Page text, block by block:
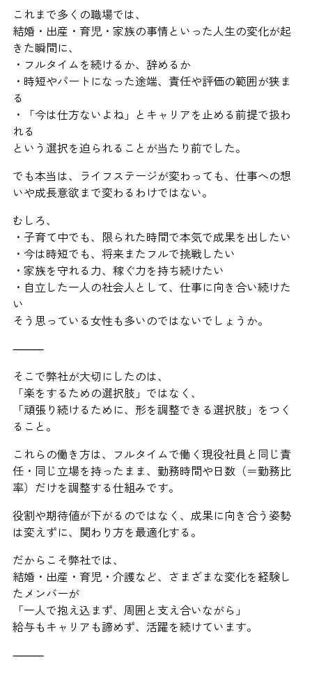
これまで多くの職場では、
結婚・出産・育児・家族の事情といった人生の変化が起
きた瞬間に、
・フルタイムを続けるか、辞めるか
・時短やパートになった途端、責任や評価の範囲が狭ま
る
・「今は仕方ないよね」とキャリアを止める前提で扱わ
れる
という選択を迫られることが当たり前でした。
でも本当は、ライフステージが変わっても、仕事への想
いや成長意欲まで変わるわけではない。
むしろ、
・子育て中でも、限られた時間で本気で成果を出したい
・今は時短でも、将来またフルで挑戦したい
・家族を守れる力、稼ぐ力を持ち続けたい
・自立した一人の社会人として、仕事に向き合い続けた
い
そう思っている女性も多いのではないでしょうか。
⸻
そこで弊社が大切にしたのは、
「楽をするための選択肢」ではなく、
「頑張り続けるために、形を調整できる選択肢」をつく
ること。
これらの働き方は、フルタイムで働く現役社員と同じ責
任・同じ立場を持ったまま、勤務時間や日数（＝勤務比
率）だけを調整する仕組みです。
役割や期待値が下がるのではなく、成果に向き合う姿勢
は変えずに、関わり方を最適化する。
だからこそ弊社では、
結婚・出産・育児・介護など、さまざまな変化を経験し
たメンバーが
「一人で抱え込まず、周囲と支え合いながら」
給与もキャリアも諦めず、活躍を続けています。
⸻